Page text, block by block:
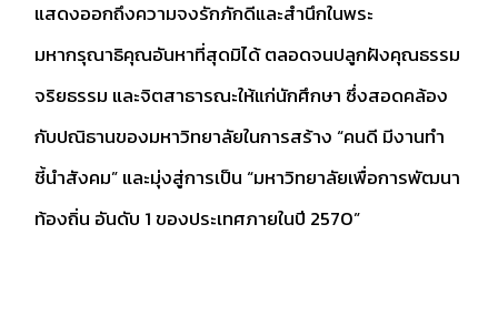
แสดงออกถึงความจงรักภักดีและสำนึกในพระ
มหากรุณาธิคุณอันหาที่สุดมิได้ ตลอดจนปลูกฝังคุณธรรม
จริยธรรม และจิตสาธารณะให้แก่นักศึกษา ซึ่งสอดคล้อง
กับปณิธานของมหาวิทยาลัยในการสร้าง “คนดี มีงานทำ
ชี้นำสังคม” และมุ่งสู่การเป็น “มหาวิทยาลัยเพื่อการพัฒนา
ท้องถิ่น อันดับ 1 ของประเทศภายในปี 2570”